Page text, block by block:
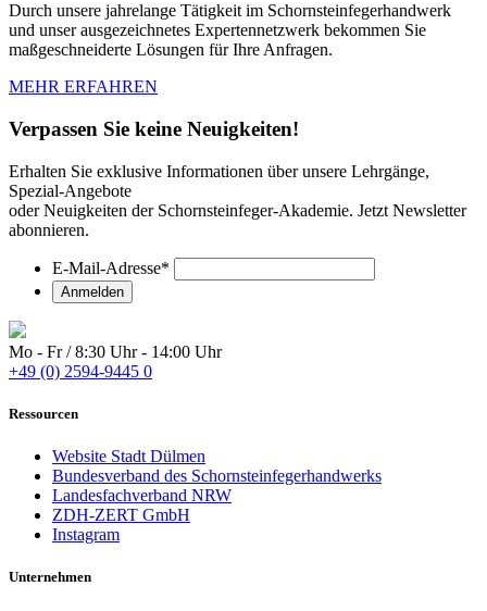
Durch unsere jahrelange Tätigkeit im Schornsteinfegerhandwerk
und unser ausgezeichnetes Expertennetzwerk bekommen Sie
maßgeschneiderte Lösungen für Ihre Anfragen.
MEHR ERFAHREN
Verpassen Sie keine Neuigkeiten!
Erhalten Sie exklusive Informationen über unsere Lehrgänge,
Spezial-Angebote
oder Neuigkeiten der Schornsteinfeger-Akademie. Jetzt Newsletter
abonnieren.
E-Mail-Adresse*
Mo - Fr / 8:30 Uhr - 14:00 Uhr
+49 (0) 2594-9445 0
Ressourcen
Website Stadt Dülmen
Bundesverband des Schornsteinfegerhandwerks
Landesfachverband NRW
ZDH-ZERT GmbH
Instagram
Unternehmen